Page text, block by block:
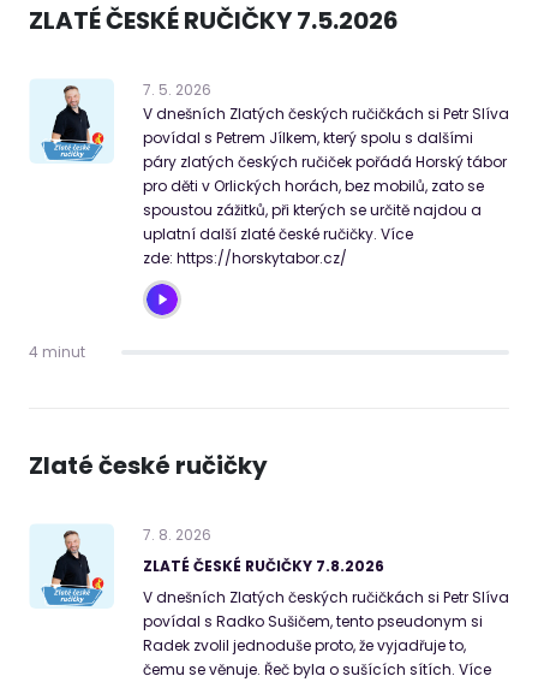
ZLATÉ ČESKÉ RUČIČKY 7.5.2026
7. 5. 2026
V dnešních Zlatých českých ručičkách si Petr Slíva
povídal s Petrem Jílkem, který spolu s dalšími
páry zlatých českých ručiček pořádá Horský tábor
pro děti v Orlických horách, bez mobilů, zato se
spoustou zážitků, při kterých se určitě najdou a
uplatní další zlaté české ručičky. Více
zde: https://horskytabor.cz/
4 minut
Zlaté české ručičky
7. 8. 2026
ZLATÉ ČESKÉ RUČIČKY 7.8.2026
V dnešních Zlatých českých ručičkách si Petr Slíva
povídal s Radko Sušičem, tento pseudonym si
Radek zvolil jednoduše proto, že vyjadřuje to,
čemu se věnuje. Řeč byla o sušících sítích. Více